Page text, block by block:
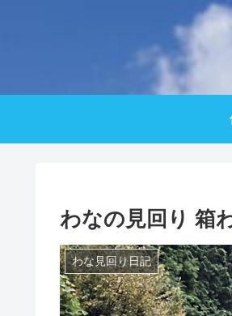
わなの見回り 箱
わな見回り日記